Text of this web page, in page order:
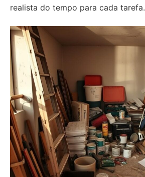
realista do tempo para cada tarefa.